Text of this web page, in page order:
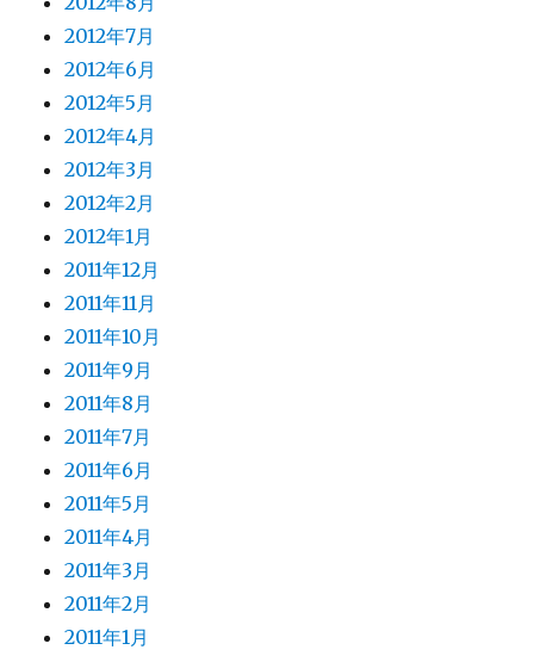
2012年7月
2012年6月
2012年5月
2012年4月
2012年3月
2012年2月
2012年1月
2011年12月
2011年11月
2011年10月
2011年9月
2011年8月
2011年7月
2011年6月
2011年5月
2011年4月
2011年3月
2011年2月
2011年1月